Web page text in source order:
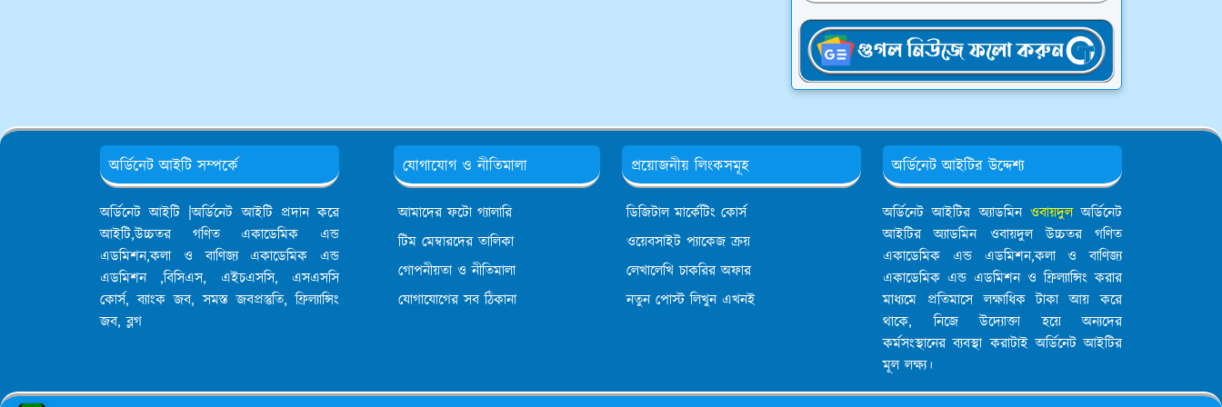
অর্ডিনেট আইটি সম্পর্কে
অর্ডিনেট আইটি |অর্ডিনেট আইটি প্রদান করে
আইটি,উচ্চতর গণিত একাডেমিক এন্ড
এডমিশন,কলা ও বাণিজ্য একাডেমিক এন্ড
এডমিশন ,বিসিএস, এইচএসসি, এসএসসি
কোর্স, ব্যাংক জব, সমস্ত জবপ্রস্তুতি, ফ্রিল্যান্সিং
জব, ব্লগ
যোগাযোগ ও নীতিমালা
আমাদের ফটো গ্যালারি
টিম মেম্বারদের তালিকা
গোপনীয়তা ও নীতিমালা
যোগাযোগের সব ঠিকানা
প্রয়োজনীয় লিংকসমূহ
ডিজিটাল মার্কেটিং কোর্স
ওয়েবসাইট প্যাকেজ ক্রয়
লেখালেখি চাকরির অফার
নতুন পোস্ট লিখুন এখনই
অর্ডিনেট আইটির উদ্দেশ্য
অর্ডিনেট আইটির অ্যাডমিন ওবায়দুলঅর্ডিনেট
আইটির অ্যাডমিন ওবায়দুল উচ্চতর গণিত
একাডেমিক এন্ড এডমিশন,কলা ও বাণিজ্য
একাডেমিক এন্ড এডমিশন ও ফ্রিল্যান্সিং করার
মাধ্যমে প্রতিমাসে লক্ষাধিক টাকা আয় করে
থাকে, নিজে উদ্যোক্তা হয়ে অন্যদের
কর্মসংস্থানের ব্যবস্থা করাটাই অর্ডিনেট আইটির
মূল লক্ষ্য।